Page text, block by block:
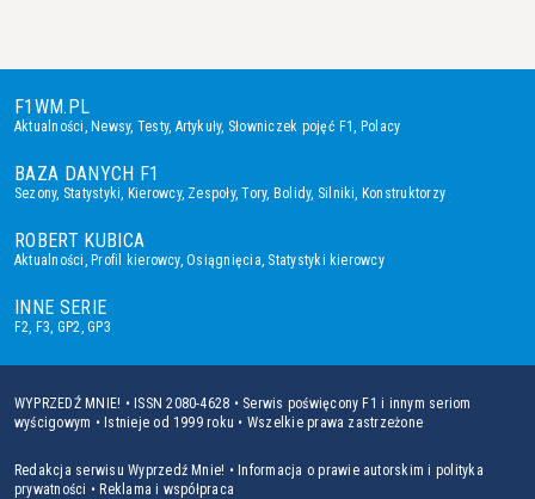
F1WM.PL
Aktualności, Newsy, Testy, Artykuły, Słowniczek pojęć F1, Polacy
BAZA DANYCH F1
Sezony, Statystyki, Kierowcy, Zespoły,Tory, Bolidy, Silniki, Konstruktorzy
ROBERT KUBICA
Aktualności, Profil kierowcy,Osiągnięcia, Statystyki kierowcy
INNE SERIE
F2, F3, GP2,GP3
WYPRZEDŹ MNIE! • ISSN 2080-4628 • Serwis poświęcony F1 i innym seriom
wyścigowym • Istnieje od 1999 roku • Wszelkie prawa zastrzeżone
Redakcja serwisu Wyprzedź Mnie! • Informacja o prawie autorskim i polityka
prywatności • Reklama i współpraca